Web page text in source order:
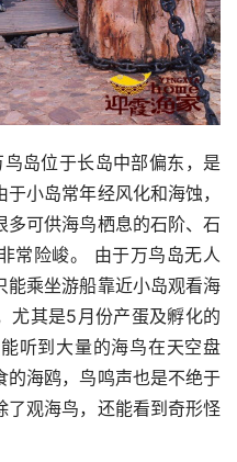
岛位于长岛中部偏东，是
小岛常年经风化和海蚀，
多可供海鸟栖息的石阶、石
常险峻。 由于万鸟岛无人
能乘坐游船靠近小岛观看海
尤其是5月份产蛋及孵化的
听到大量的海鸟在天空盘
的海鸥，鸟鸣声也是不绝于
了观海鸟，还能看到奇形怪